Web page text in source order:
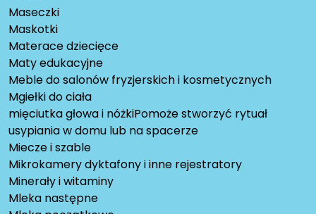
Maseczki
Maskotki
Materace dziecięce
Maty edukacyjne
Meble do salonów fryzjerskich i kosmetycznych
Mgiełki do ciała
mięciutka głowa i nóżkiPomoże stworzyć rytuał
usypiania w domu lub na spacerze
Miecze i szable
Mikrokamery dyktafony i inne rejestratory
Minerały i witaminy
Mleka następne